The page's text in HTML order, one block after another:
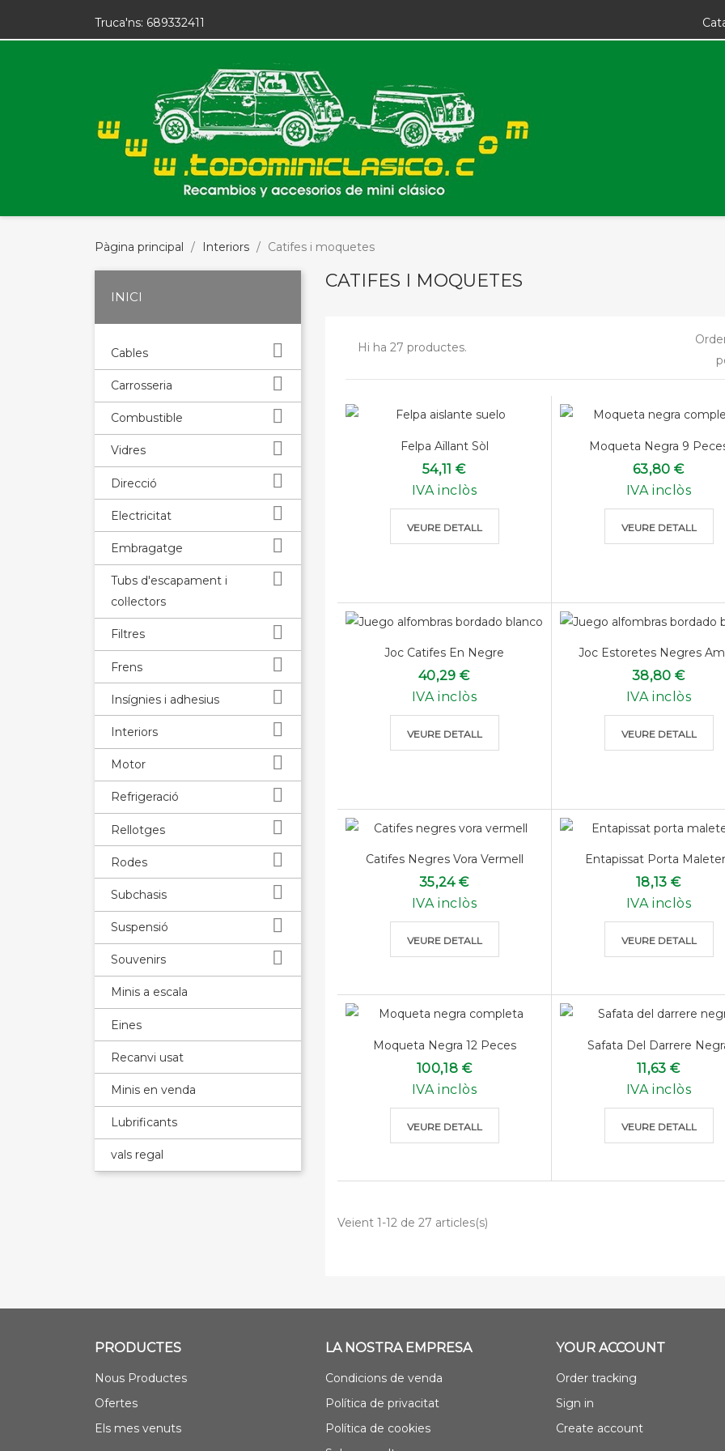
Truca'ns: 689332411
Pàgina principal Interiors Catifes i moquetes
INICI
Cables 
Carrosseria 
Combustible 
Vidres 
Direcció 
Electricitat 
Embragatge 
Tubs d'escapament i
col·lectors

Filtres 
Frens 
Insígnies i adhesius 
Interiors 
Motor 
Refrigeració 
Rellotges 
Rodes 
Subchasis 
Suspensió 
Souvenirs 
Minis a escala
Eines
Recanvi usat
Minis en venda
Lubrificants
vals regal
CATIFES I MOQUETES
Hi ha 27 productes.
Felpa Aïllant Sòl
54,11 €
IVA inclòs
VEURE DETALL
Moqueta Negra 9
63,80 €
IVA inclòs
VEURE DETALL
Joc Catifes En Negre
40,29 €
IVA inclòs
VEURE DETALL
Joc Estoretes Negres
38,80 €
IVA inclòs
VEURE DETALL
Catifes Negres Vora Vermell
35,24 €
IVA inclòs
VEURE DETALL
Entapissat Porta
18,13 €
IVA inclòs
VEURE DETALL
Moqueta Negra 12 Peces
100,18 €
IVA inclòs
VEURE DETALL
Safata Del Darrere
11,63 €
IVA inclòs
VEURE DETALL
Veient 1-12 de 27 articles(s)
PRODUCTES
Nous Productes
Ofertes
Els mes venuts
LA NOSTRA EMPRESA
Condicions de venda
Política de privacitat
Política de cookies
YOUR ACCOUNT
Order tracking
Sign in
Create account